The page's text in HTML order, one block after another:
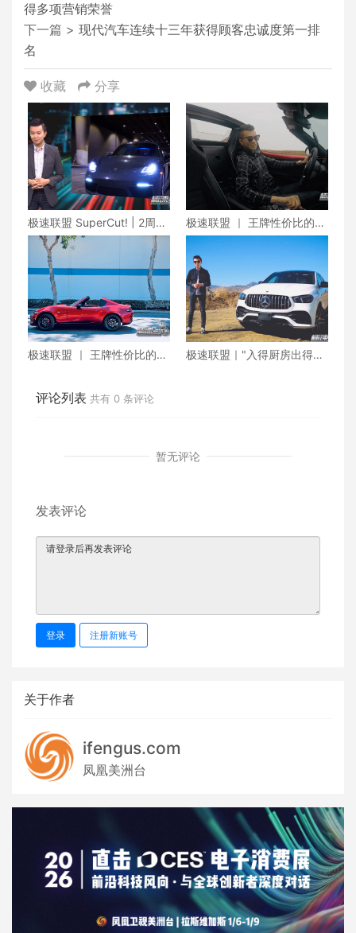
得多项营销荣誉
下一篇 > 现代汽车连续十三年获得顾客忠诚度第一排
名
收藏 分享
极速联盟 SuperCut! | 2周年
特别企划
极速联盟 ｜ 王牌性价比的好
Fun Roadster 马自达Mx-5
RF
极速联盟 ｜ 王牌性价比的好
极速联盟｜"入得厨房出得厅
评论列表 共有 0 条评论
暂无评论
发表评论
登录 注册新账号
关于作者
ifengus.com
凤凰美洲台